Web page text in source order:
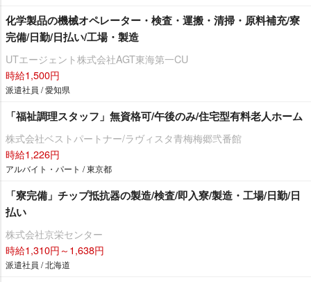
化学製品の機械オペレーター・検査・運搬・清掃・原料補充/寮
完備/日勤/日払い/工場・製造
UTエージェント株式会社AGT東海第一CU
時給1,500円
派遣社員 / 愛知県
「福祉調理スタッフ」無資格可/午後のみ/住宅型有料老人ホーム
株式会社ベストパートナー/ラヴィスタ青梅梅郷弐番館
時給1,226円
アルバイト・パート / 東京都
「寮完備」チップ抵抗器の製造/検査/即入寮/製造・工場/日勤/日
払い
株式会社京栄センター
時給1,310円～1,638円
派遣社員 / 北海道